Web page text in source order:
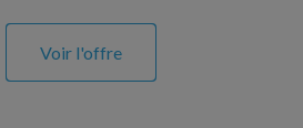
Voir l'offre